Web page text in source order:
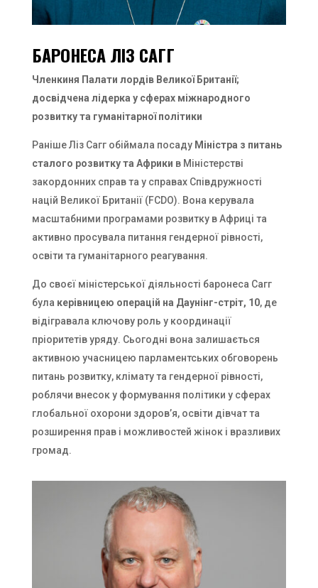
БАРОНЕСА ЛІЗ САГГ
Членкиня Палати лордів Великої Британії;
досвідчена лідерка у сферах міжнародного
розвитку та гуманітарної політики
Раніше Ліз Сагг обіймала посаду Міністра з питань
сталого розвитку та Африки в Міністерстві
закордонних справ та у справах Співдружності
націй Великої Британії (FCDO). Вона керувала
масштабними програмами розвитку в Африці та
активно просувала питання гендерної рівності,
освіти та гуманітарного реагування.
До своєї міністерської діяльності баронеса Сагг
була керівницею операцій на Даунінг-стріт, 10, де
відігравала ключову роль у координації
пріоритетів уряду. Сьогодні вона залишається
активною учасницею парламентських обговорень
питань розвитку, клімату та гендерної рівності,
роблячи внесок у формування політики у сферах
глобальної охорони здоров’я, освіти дівчат та
розширення прав і можливостей жінок і вразливих
громад.